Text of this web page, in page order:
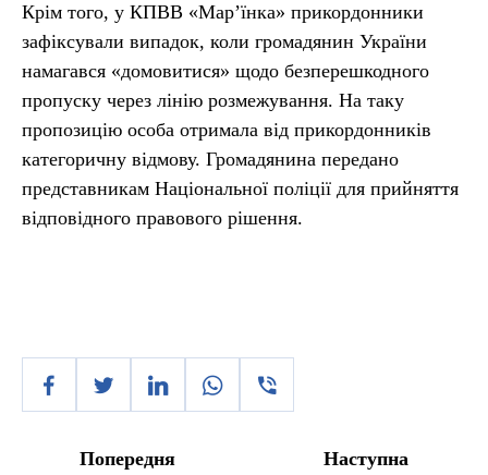
Крім того, у КПВВ «Мар’їнка» прикордонники
зафіксували випадок, коли громадянин України
намагався «домовитися» щодо безперешкодного
пропуску через лінію розмежування. На таку
пропозицію особа отримала від прикордонників
категоричну відмову. Громадянина передано
представникам Національної поліції для прийняття
відповідного правового рішення.
Попередня Наступна